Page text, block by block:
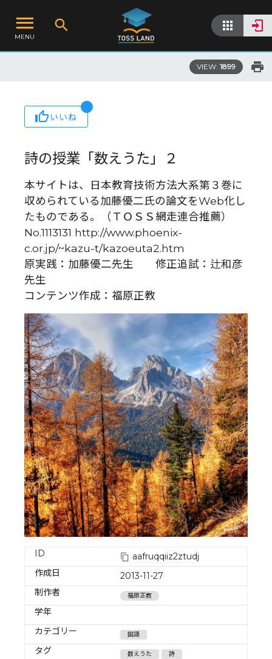
MENU
VIEW: 1899
いいね
詩の授業「数えうた」２
本サイトは、日本教育技術方法大系第３巻に
収められている加藤優二氏の論文をWeb化し
たものである。（ＴＯＳＳ網走連合推薦）
No.1113131 http://www.phoenix-
c.or.jp/~kazu-t/kazoeuta2.htm
原実践：加藤優二先生 修正追試：辻和彦
先生
コンテンツ作成：福原正教
ID
aafruqqiiz2ztudj
作成日
2013-11-27
制作者
福原正教
学年
カテゴリー
国語
タグ 数えうた 詩